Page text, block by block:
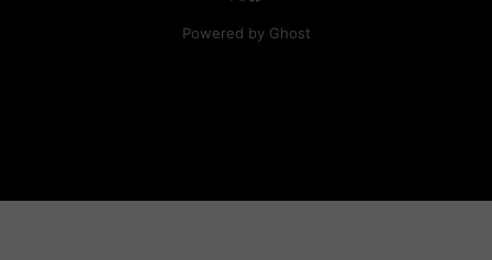
Powered by Ghost